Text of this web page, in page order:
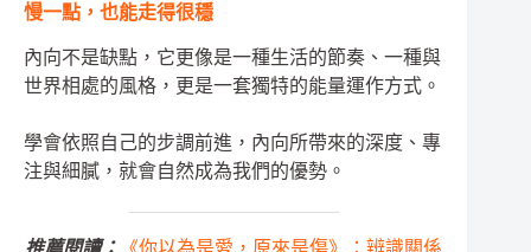
慢一點，也能走得很穩
內向不是缺點，它更像是一種生活的節奏、一種與
世界相處的風格，更是一套獨特的能量運作方式。
學會依照自己的步調前進，內向所帶來的深度、專
注與細膩，就會自然成為我們的優勢。